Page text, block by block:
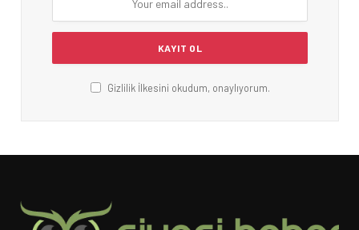
Gizlilik İlkesini okudum, onaylıyorum.